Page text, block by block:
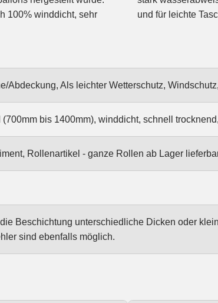
100% winddicht, sehr
und für leichte
Abdeckung, Als leichter Wetterschutz,
bis 1400mm), winddicht, schnell
Rollenartikel - ganze Rollen ab Lager
Beschichtung unterschiedliche Dicken oder
sind ebenfalls möglich.